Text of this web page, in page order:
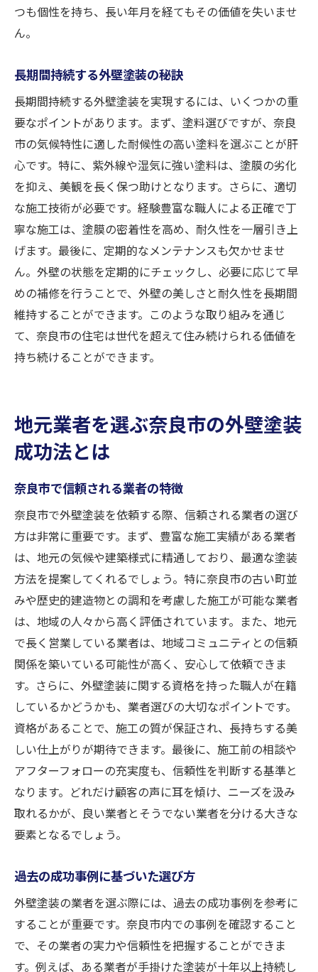
つも個性を持ち、長い年月を経てもその価値を失いませ
ん。
長期間持続する外壁塗装の秘訣
長期間持続する外壁塗装を実現するには、いくつかの重
要なポイントがあります。まず、塗料選びですが、奈良
市の気候特性に適した耐候性の高い塗料を選ぶことが肝
心です。特に、紫外線や湿気に強い塗料は、塗膜の劣化
を抑え、美観を長く保つ助けとなります。さらに、適切
な施工技術が必要です。経験豊富な職人による正確で丁
寧な施工は、塗膜の密着性を高め、耐久性を一層引き上
げます。最後に、定期的なメンテナンスも欠かせませ
ん。外壁の状態を定期的にチェックし、必要に応じて早
めの補修を行うことで、外壁の美しさと耐久性を長期間
維持することができます。このような取り組みを通じ
て、奈良市の住宅は世代を超えて住み続けられる価値を
持ち続けることができます。
地元業者を選ぶ奈良市の外壁塗装
成功法とは
奈良市で信頼される業者の特徴
奈良市で外壁塗装を依頼する際、信頼される業者の選び
方は非常に重要です。まず、豊富な施工実績がある業者
は、地元の気候や建築様式に精通しており、最適な塗装
方法を提案してくれるでしょう。特に奈良市の古い町並
みや歴史的建造物との調和を考慮した施工が可能な業者
は、地域の人々から高く評価されています。また、地元
で長く営業している業者は、地域コミュニティとの信頼
関係を築いている可能性が高く、安心して依頼できま
す。さらに、外壁塗装に関する資格を持った職人が在籍
しているかどうかも、業者選びの大切なポイントです。
資格があることで、施工の質が保証され、長持ちする美
しい仕上がりが期待できます。最後に、施工前の相談や
アフターフォローの充実度も、信頼性を判断する基準と
なります。どれだけ顧客の声に耳を傾け、ニーズを汲み
取れるかが、良い業者とそうでない業者を分ける大きな
要素となるでしょう。
過去の成功事例に基づいた選び方
外壁塗装の業者を選ぶ際には、過去の成功事例を参考に
することが重要です。奈良市内での事例を確認すること
で、その業者の実力や信頼性を把握することができま
す。例えば、ある業者が手掛けた塗装が十年以上持続し